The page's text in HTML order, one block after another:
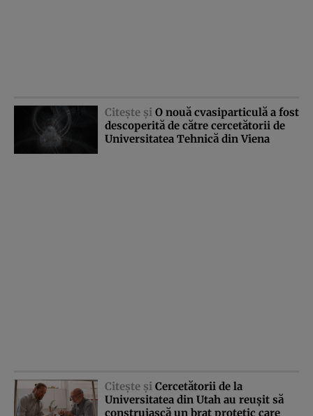
Citeşte şi O nouă cvasiparticulă a fost
descoperită de către cercetătorii de
Universitatea Tehnică din Viena
Citeşte şi Cercetătorii de la
Universitatea din Utah au reuşit să
construiască un braţ protetic care